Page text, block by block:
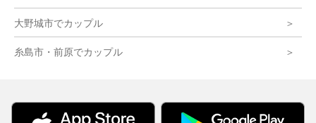
大野城市でカップル
糸島市・前原でカップル